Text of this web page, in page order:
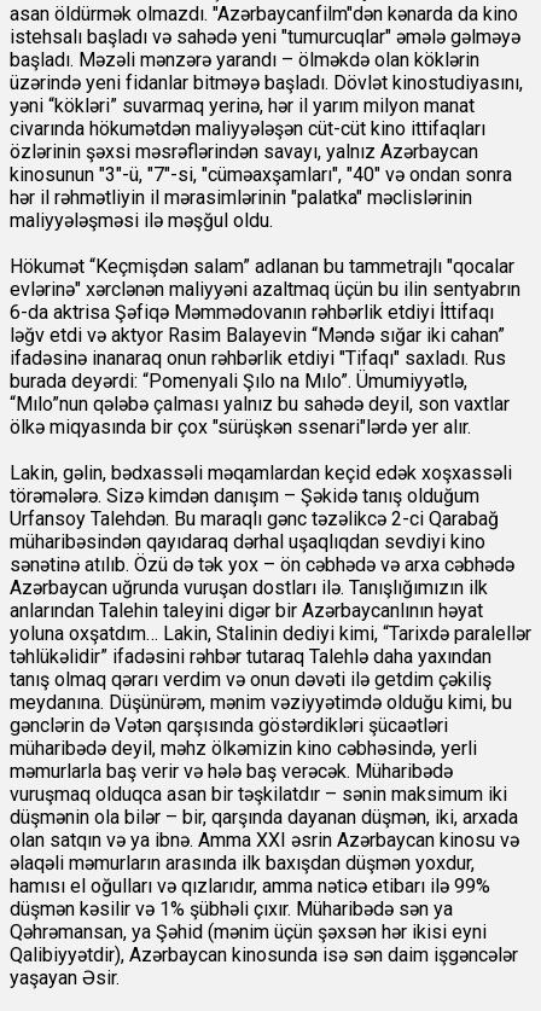
asan öldürmək olmazdı. "Azərbaycanfilm"dən kənarda da kino
istehsalı başladı və sahədə yeni "tumurcuqlar" əmələ gəlməyə
başladı. Məzəli mənzərə yarandı – ölməkdə olan köklərin
üzərində yeni fidanlar bitməyə başladı. Dövlət kinostudiyasını,
yəni “kökləri” suvarmaq yerinə, hər il yarım milyon manat
civarında hökumətdən maliyyələşən cüt-cüt kino ittifaqları
özlərinin şəxsi məsrəflərindən savayı, yalnız Azərbaycan
kinosunun "3"-ü, "7"-si, "cüməaxşamları", "40" və ondan sonra
hər il rəhmətliyin il mərasimlərinin "palatka" məclislərinin
maliyyələşməsi ilə məşğul oldu.
Hökumət “Keçmişdən salam” adlanan bu tammetrajlı "qocalar
evlərinə" xərclənən maliyyəni azaltmaq üçün bu ilin sentyabrın
6-da aktrisa Şəfiqə Məmmədovanın rəhbərlik etdiyi İttifaqı
ləğv etdi və aktyor Rasim Balayevin “Məndə sığar iki cahan”
ifadəsinə inanaraq onun rəhbərlik etdiyi "Tifaqı" saxladı. Rus
burada deyərdi: “Pomenyali Şılo na Mılo”. Ümumiyyətlə,
“Mılo”nun qələbə çalması yalnız bu sahədə deyil, son vaxtlar
ölkə miqyasında bir çox "sürüşkən ssenari"lərdə yer alır.
Lakin, gəlin, bədxassəli məqamlardan keçid edək xoşxassəli
törəmələrə. Sizə kimdən danışım – Şəkidə tanış olduğum
Urfansoy Talehdən. Bu maraqlı gənc təzəlikcə 2-ci Qarabağ
müharibəsindən qayıdaraq dərhal uşaqlıqdan sevdiyi kino
sənətinə atılıb. Özü də tək yox – ön cəbhədə və arxa cəbhədə
Azərbaycan uğrunda vuruşan dostları ilə. Tanışlığımızın ilk
anlarından Talehin taleyini digər bir Azərbaycanlının həyat
yoluna oxşatdım… Lakin, Stalinin dediyi kimi, “Tarixdə paralellər
təhlükəlidir” ifadəsini rəhbər tutaraq Talehlə daha yaxından
tanış olmaq qərarı verdim və onun dəvəti ilə getdim çəkiliş
meydanına. Düşünürəm, mənim vəziyyətimdə olduğu kimi, bu
gənclərin də Vətən qarşısında göstərdikləri şücaətləri
müharibədə deyil, məhz ölkəmizin kino cəbhəsində, yerli
məmurlarla baş verir və hələ baş verəcək. Müharibədə
vuruşmaq olduqca asan bir təşkilatdır – sənin maksimum iki
düşmənin ola bilər – bir, qarşında dayanan düşmən, iki, arxada
olan satqın və ya ibnə. Amma XXI əsrin Azərbaycan kinosu və
əlaqəli məmurların arasında ilk baxışdan düşmən yoxdur,
hamısı el oğulları və qızlarıdır, amma nəticə etibarı ilə 99%
düşmən kəsilir və 1% şübhəli çıxır. Müharibədə sən ya
Qəhrəmansan, ya Şəhid (mənim üçün şəxsən hər ikisi eyni
Qalibiyyətdir), Azərbaycan kinosunda isə sən daim işgəncələr
yaşayan Əsir.